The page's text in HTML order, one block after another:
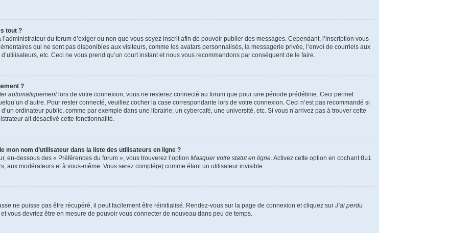
tout ?
du forum d’exiger ou non que vous soyez inscrit afin de pouvoir publier des messages. Cependant, l’inscription vous
qui ne sont pas disponibles aux visiteurs, comme les avatars personnalisés, la messagerie privée, l’envoi de courriels aux
etc. Ceci ne vous prend qu’un court instant et nous vous recommandons par conséquent de le faire.
?
automatiquementlors de votre connexion, vous ne resterez connecté au forum que pour une période prédéfinie. Ceci permet
d’autre. Pour rester connecté, veuillez cocher la case correspondante lors de votre connexion. Ceci n’est pas recommandé si
ordinateur public, comme par exemple dans une librairie, un cybercafé, une université, etc. Si vous n’arrivez pas à trouver cette
ait désactivé cette fonctionnalité.
mon nom d’utilisateur dans la liste des utilisateurs en ligne ?
en-dessous des « Préférences du forum », vous trouverez l’option Masquer votre statut en ligne. Activez cette option en cochantOui
aux modérateurs et à vous-même. Vous serez compté(e) comme étant un utilisateur invisible.
ne puisse pas être récupéré, il peut facilement être réinitialisé. Rendez-vous sur la page de connexion et cliquez sur J’ai perdu
vous devriez être en mesure de pouvoir vous connecter de nouveau dans peu de temps.